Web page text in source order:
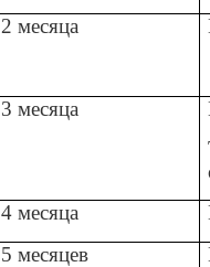
2 месяца
3 месяца
4 месяца
5 месяцев